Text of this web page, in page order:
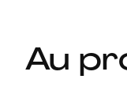
Au